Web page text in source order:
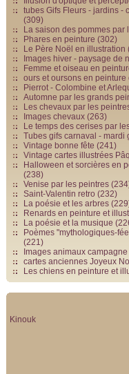
tubes Gifs Fleurs - jardins -
(309)
La saison des pommes par
Phares en peinture (302)
Le Père Noël en illustration
Images hiver - paysage de
Femme et oiseau en
ours et oursons en peinture
Pierrot - Colombine et
Automne par les grands
Les chevaux par les
Images chevaux (263)
Le temps des cerises par
Tubes gifs carnaval - mardi
Vintage bonne fête (241)
Vintage cartes illustrées
Halloween et sorcières en
(238)
Venise par les peintres
Saint-Valentin retro (232)
La poésie et les arbres
Renards en peinture et
La poésie et la musique
Poèmes "mythologiques-
(221)
Images animaux campagne
cartes anciennes Joyeux
Les chiens en peinture et
Kinouk